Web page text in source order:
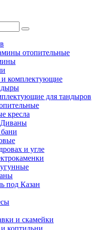
отопительные
комплектующие
для тандыров
кресла
и угле
под Казан
и скамейки
коптильни